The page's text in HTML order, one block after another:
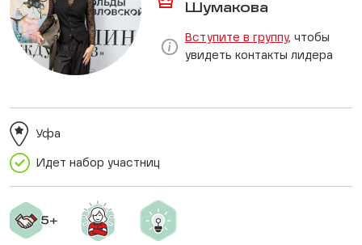
Шумакова
Вступите в группу, чтобы
увидеть контакты лидера
Идет набор участниц
Уфа